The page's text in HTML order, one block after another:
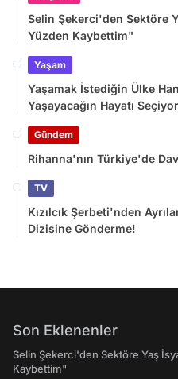
Selin Şekerci'den Sektöre
Yüzden Kaybettim"
Yaşam
Yaşamak İstediğin Ülke
Yaşayacağın Hayatı
Gündem
Rihanna'nın Türkiye'de
TV
Kızılcık Şerbeti'nden
Dizisine Gönderme!
Son Eklenenler
Selin Şekerci'den Sektöre Yaş
Kaybettim"